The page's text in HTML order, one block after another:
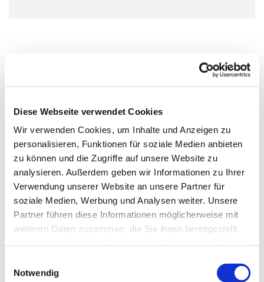
Diese Webseite verwendet Cookies
Wir verwenden Cookies, um Inhalte und Anzeigen zu
personalisieren, Funktionen für soziale Medien anbieten
zu können und die Zugriffe auf unsere Website zu
analysieren. Außerdem geben wir Informationen zu Ihrer
Verwendung unserer Website an unsere Partner für
soziale Medien, Werbung und Analysen weiter. Unsere
Partner führen diese Informationen möglicherweise mit
weiteren Daten zusammen, die Sie ihnen bereitgestellt
Notwendig